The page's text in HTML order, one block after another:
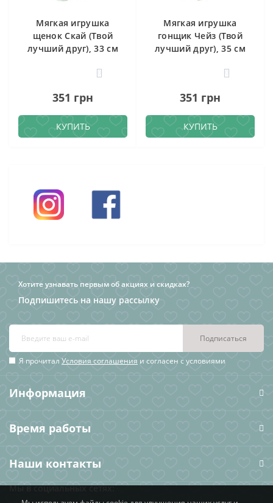
Мягкая игрушка
щенок Скай (Твой
лучший друг), 33 см
0
351 грн
КУПИТЬ
Мягкая игрушка
гонщик Чейз (Твой
лучший друг), 35 см
0
351 грн
КУПИТЬ
Хотите узнавать первым об акциях и скидках?
Подпишитесь на нашу рассылку
Подписаться
Я прочитал Условия соглашения и согласен с условиями
Информация
Время работы
Наши контакты
Мы в социальных сетях: